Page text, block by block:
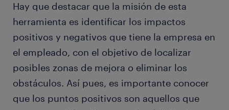
Hay que destacar que la misión de esta
herramienta es identificar los impactos
positivos y negativos que tiene la empresa en
el empleado, con el objetivo de localizar
posibles zonas de mejora o eliminar los
obstáculos. Así pues, es importante conocer
que los puntos positivos son aquellos que